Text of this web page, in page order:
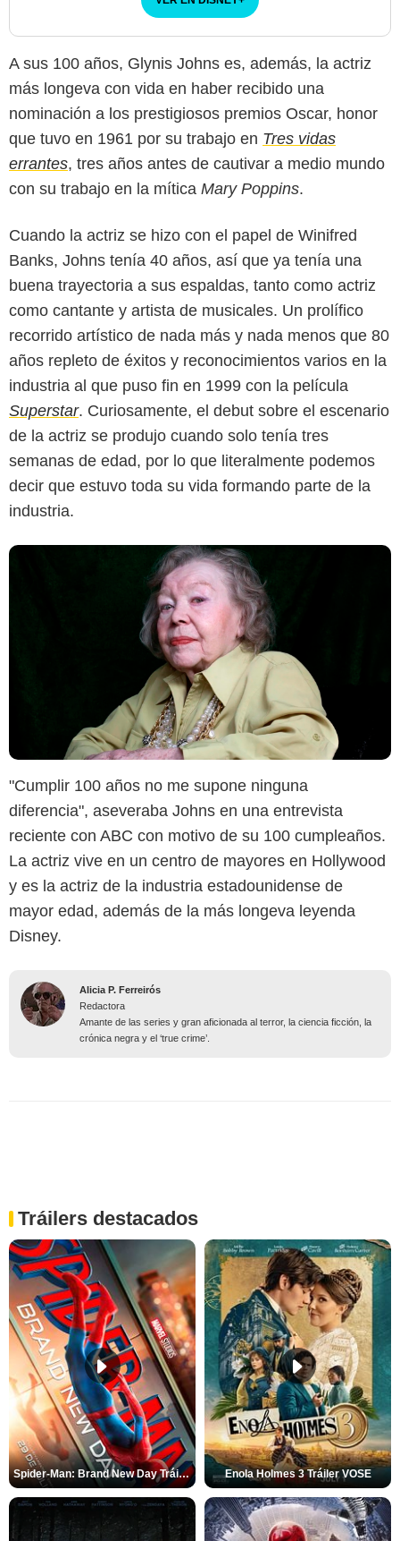
A sus 100 años, Glynis Johns es, además, la actriz
más longeva con vida en haber recibido una
nominación a los prestigiosos premios Oscar, honor
que tuvo en 1961 por su trabajo en Tres vidas
errantes, tres años antes de cautivar a medio mundo
con su trabajo en la mítica Mary Poppins.
Cuando la actriz se hizo con el papel de Winifred
Banks, Johns tenía 40 años, así que ya tenía una
buena trayectoria a sus espaldas, tanto como actriz
como cantante y artista de musicales. Un prolífico
recorrido artístico de nada más y nada menos que 80
años repleto de éxitos y reconocimientos varios en la
industria al que puso fin en 1999 con la película
Superstar. Curiosamente, el debut sobre el escenario
de la actriz se produjo cuando solo tenía tres
semanas de edad, por lo que literalmente podemos
decir que estuvo toda su vida formando parte de la
industria.
ABC
"Cumplir 100 años no me supone ninguna
diferencia", aseveraba Johns en una entrevista
reciente con ABC con motivo de su 100 cumpleaños.
La actriz vive en un centro de mayores en Hollywood
y es la actriz de la industria estadounidense de
mayor edad, además de la más longeva leyenda
Disney.
Alicia P. Ferreirós
Redactora
Amante de las series y gran aficionada al terror, la ciencia ficción, la
crónica negra y el ‘true crime’.
Tráilers destacados
Spider-Man: Brand New Day Tráiler (3) Enola Holmes 3 Tráiler VOSE